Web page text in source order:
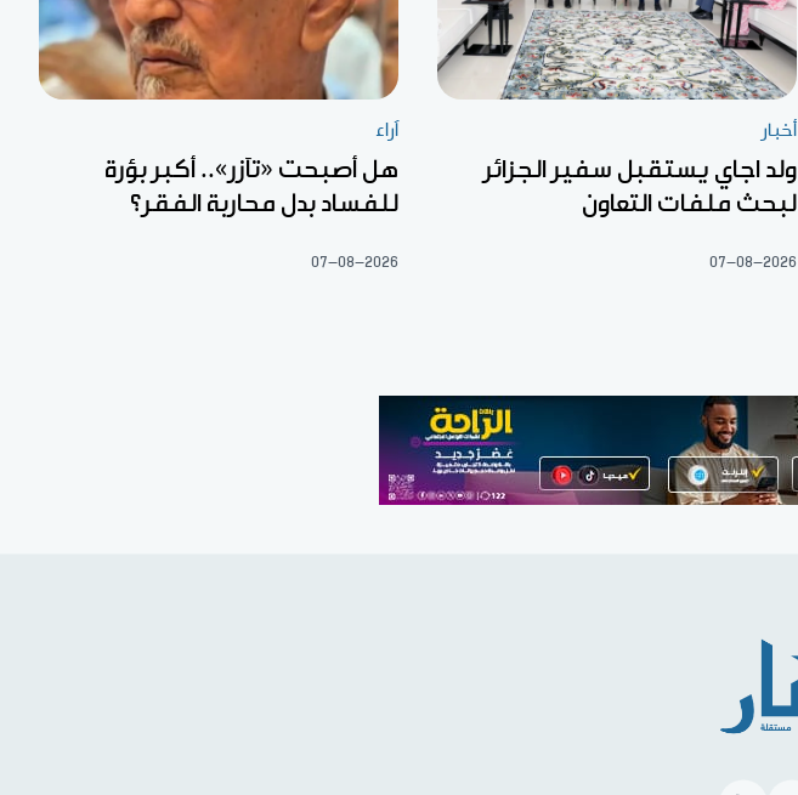
أخبار
ولد اجاي يستقبل سفير الجزائر
لبحث ملفات التعاون
07-08-2026
آراء
هل أصبحت «تآزر».. أكبر بؤرة
للفساد بدل محاربة الفقر؟
07-08-2026